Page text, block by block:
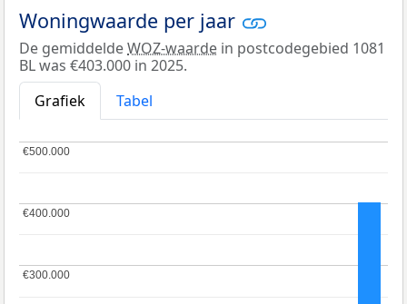
Woningwaarde per jaar
De gemiddeldeWOZ-waarde in postcodegebied 1081
BL was €403.000 in 2025.
Grafiek
Tabel
€300.000
€300.000
€400.000
€400.000
€500.000
€500.000